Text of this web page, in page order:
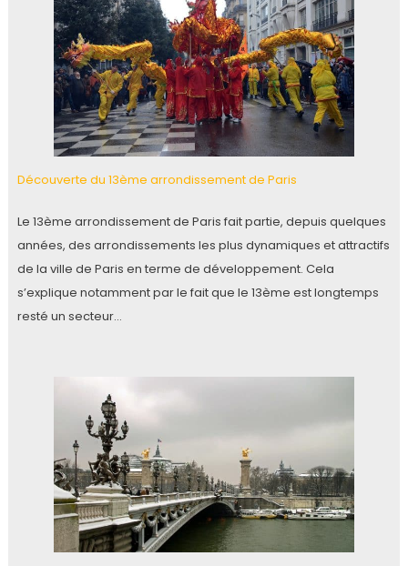
Découverte du 13ème arrondissement de Paris
Le 13ème arrondissement de Paris fait partie, depuis quelques
années, des arrondissements les plus dynamiques et attractifs
de la ville de Paris en terme de développement. Cela
s’explique notamment par le fait que le 13ème est longtemps
resté un secteur…